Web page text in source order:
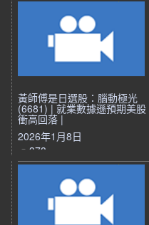
黃師傅是日選股：腦動極光
(6681) | 就業數據遜預期美股
衝高回落 |
2026年1月8日
378